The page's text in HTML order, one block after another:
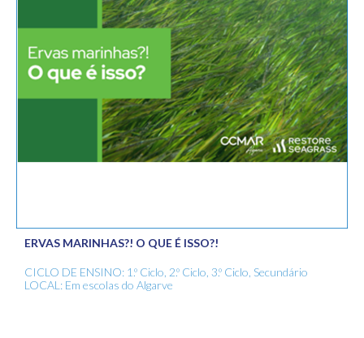
ERVAS MARINHAS?! O QUE É ISSO?!
CICLO DE ENSINO: 1.º Ciclo, 2.º Ciclo, 3.º Ciclo, Secundário
LOCAL: Em escolas do Algarve